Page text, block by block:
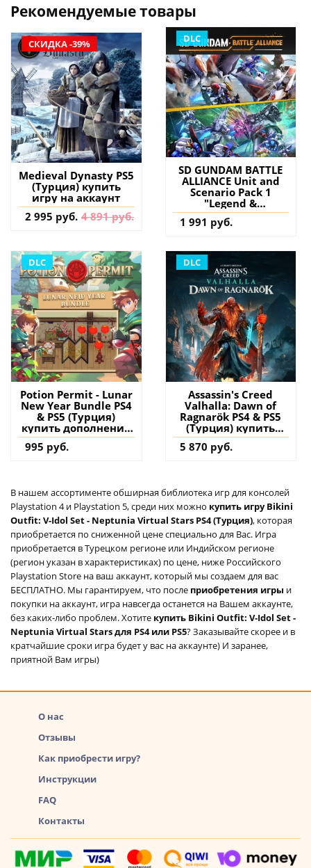
Рекомендуемые товары
СКИДКА -39%
Medieval Dynasty PS5
(Турция) купить
игру на аккаунт
2 995 руб. 4 891 руб.
DLC
SD GUNDAM BATTLE
ALLIANCE Unit and
Scenario Pack 1
"Legend &
Succession" PS4 & PS5
(Турция) купить
аккаунт
1 991 руб.
DLC
Potion Permit - Lunar
New Year Bundle PS4
& PS5 (Турция)
купить дополнение
на аккаунт
995 руб.
DLC
Assassin's Creed
Valhalla: Dawn of
Ragnarök PS4 & PS5
(Турция) купить
дополнение на
аккаунт
5 870 руб.
В нашем ассортименте обширная библиотека игр для консолей
Playstation 4 и Playstation 5, среди них можно купить игру Bikini
Outfit: V-Idol Set - Neptunia Virtual Stars PS4 (Турция), которая
приобретается по сниженной цене специально для Вас. Игра
приобретается в Турецком регионе или Индийском регионе
(регион указан в характеристиках) по цене, ниже Российского
Playstation Store на ваш аккаунт, который мы создаем для вас
БЕСПЛАТНО. Мы гарантируем, что после приобретения игры и
покупки на аккаунт, игра навсегда останется на Вашем аккаунте,
без каких-либо проблем. Хотите купить Bikini Outfit: V-Idol Set -
Neptunia Virtual Stars для PS4 или PS5? Заказывайте скорее и в
кратчайшие сроки игра будет у вас на аккаунте) И заранее,
приятной Вам игры)
О нас
Отзывы
Как приобрести игру?
Инструкции
FAQ
Контакты